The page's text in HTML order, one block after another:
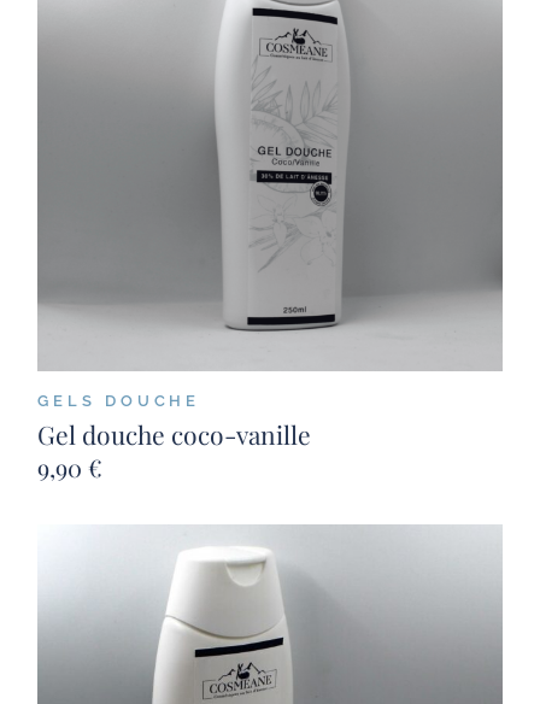
GELS DOUCHE
Gel douche coco-vanille
9,90€